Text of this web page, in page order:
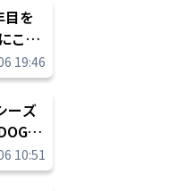
を
この
ま舐
」
19:46
ーズ
を推
ンへ
10:51